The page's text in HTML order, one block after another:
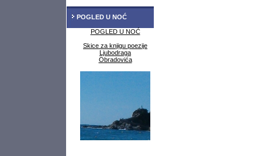
POGLED U NOĆ
POGLED U NOĆ
Skice za knjigu poezije
Ljubodraga
Obradovića